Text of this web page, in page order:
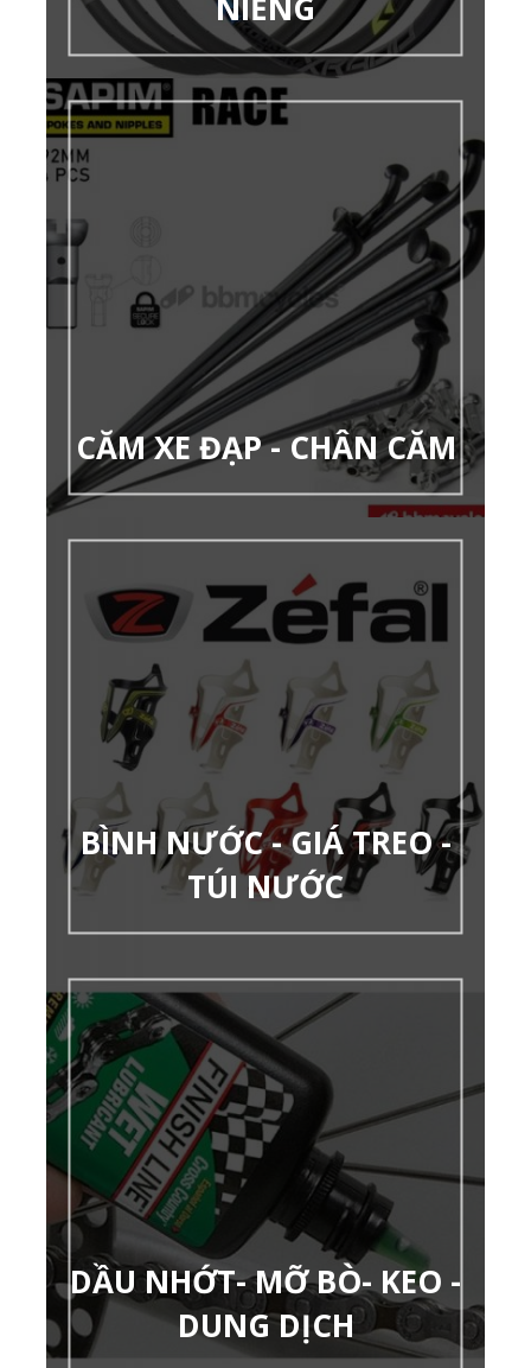
CĂM XE ĐẠP - CHÂN CĂM
BÌNH NƯỚC - GIÁ TREO -
TÚI NƯỚC
DẦU NHỚT- MỠ BÒ- KEO -
DUNG DỊCH